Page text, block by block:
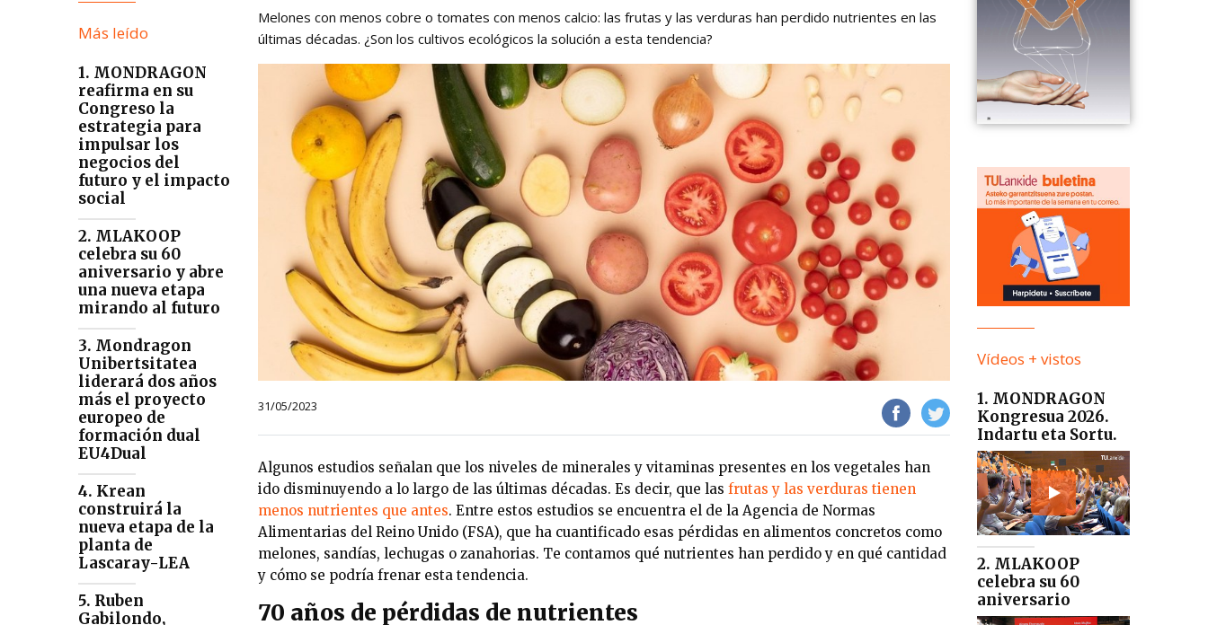
Más leído
1. MONDRAGON
reafirma en su
Congreso la
estrategia para
impulsar los
negocios del
futuro y el impacto
social
2. MLAKOOP
celebra su 60
aniversario y abre
una nueva etapa
mirando al futuro
3. Mondragon
Unibertsitatea
liderará dos años
más el proyecto
europeo de
formación dual
EU4Dual
4. Krean
construirá la
nueva etapa de la
planta de
Lascaray-LEA
5. Ruben
Gabilondo,
Melones con menos cobre o tomates con menos calcio: las frutas y las verduras han perdido nutrientes en las
últimas décadas. ¿Son los cultivos ecológicos la solución a esta tendencia?
31/05/2023
Algunos estudios señalan que los niveles de minerales y vitaminas presentes en los vegetales han
ido disminuyendo a lo largo de las últimas décadas. Es decir, que las frutas y las verduras tienen
menos nutrientes que antes. Entre estos estudios se encuentra el de la Agencia de Normas
Alimentarias del Reino Unido (FSA), que ha cuantificado esas pérdidas en alimentos concretos como
melones, sandías, lechugas o zanahorias. Te contamos qué nutrientes han perdido y en qué cantidad
y cómo se podría frenar esta tendencia.
70 años de pérdidas de nutrientes
Vídeos + vistos
1. MONDRAGON
Kongresua 2026.
Indartu eta Sortu.
2. MLAKOOP
celebra su 60
aniversario